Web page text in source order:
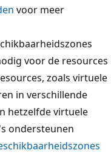
voor meer
voor de resources
zoals virtuele
in verschillende
hetzelfde virtuele
ondersteunen